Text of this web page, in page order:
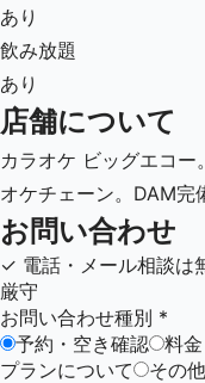
あり
飲み放題
あり
店舗について
カラオケ ビッグエコ
オケチェーン。DAM完
お問い合わせ
✓ 電話・メール相談は
厳守
お問い合わせ種別 *
予約・空き確認
料
プランについて
その